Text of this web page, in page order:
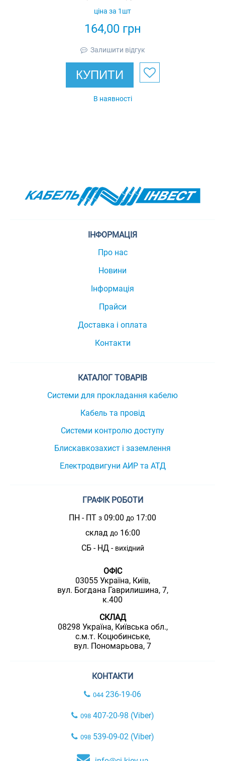
16 мм,
304L
164,00грн
ціна за 1шт
Залишити відгук
КУПИТИ
В наявності
ІНФОРМАЦІЯ
Про нас
Новини
Інформація
Прайси
Доставка і оплата
Контакти
КАТАЛОГ ТОВАРІВ
Системи для прокладання кабелю
Кабель та провід
Системи контролю доступу
Блискавкозахист і заземлення
Електродвигуни АИР та АТД
ГРАФІК РОБОТИ
ПН - ПТ з 09:00 до 17:00
склад до16:00
СБ - НД - вихідний
ОФІС
03055 Україна, Київ,
вул. Богдана Гаврилишина, 7,
к.400
СКЛАД
08298 Україна, Київська обл.,
с.м.т. Коцюбинське,
вул. Пономарьова, 7
КОНТАКТИ
044 236-19-06
098407-20-98 (Viber)
098539-09-02 (Viber)